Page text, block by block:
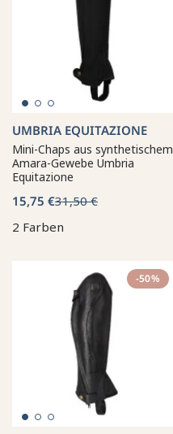
UMBRIA EQUITAZIONE
Mini-Chaps aus synthetischem
Amara-Gewebe Umbria
Equitazione
15,75 €31,50 €
2 Farben
-50%